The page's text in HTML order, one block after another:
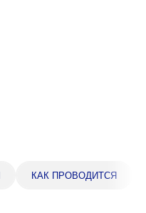
КАК ПРОВОДИТСЯ